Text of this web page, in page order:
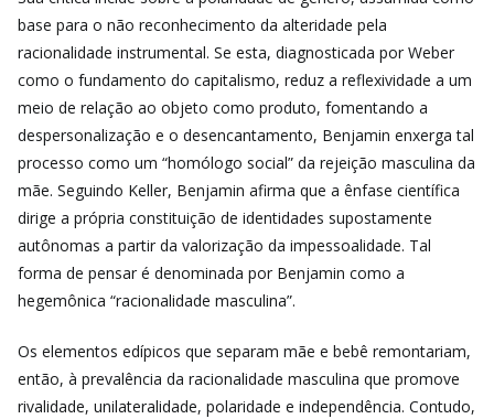
base para o não reconhecimento da alteridade pela
racionalidade instrumental. Se esta, diagnosticada por Weber
como o fundamento do capitalismo, reduz a reflexividade a um
meio de relação ao objeto como produto, fomentando a
despersonalização e o desencantamento, Benjamin enxerga tal
processo como um “homólogo social” da rejeição masculina da
mãe. Seguindo Keller, Benjamin afirma que a ênfase científica
dirige a própria constituição de identidades supostamente
autônomas a partir da valorização da impessoalidade. Tal
forma de pensar é denominada por Benjamin como a
hegemônica “racionalidade masculina”.
Os elementos edípicos que separam mãe e bebê remontariam,
então, à prevalência da racionalidade masculina que promove
rivalidade, unilateralidade, polaridade e independência. Contudo,